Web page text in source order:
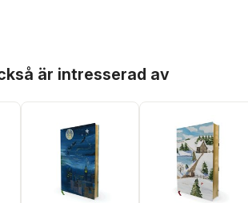
är intresserad av